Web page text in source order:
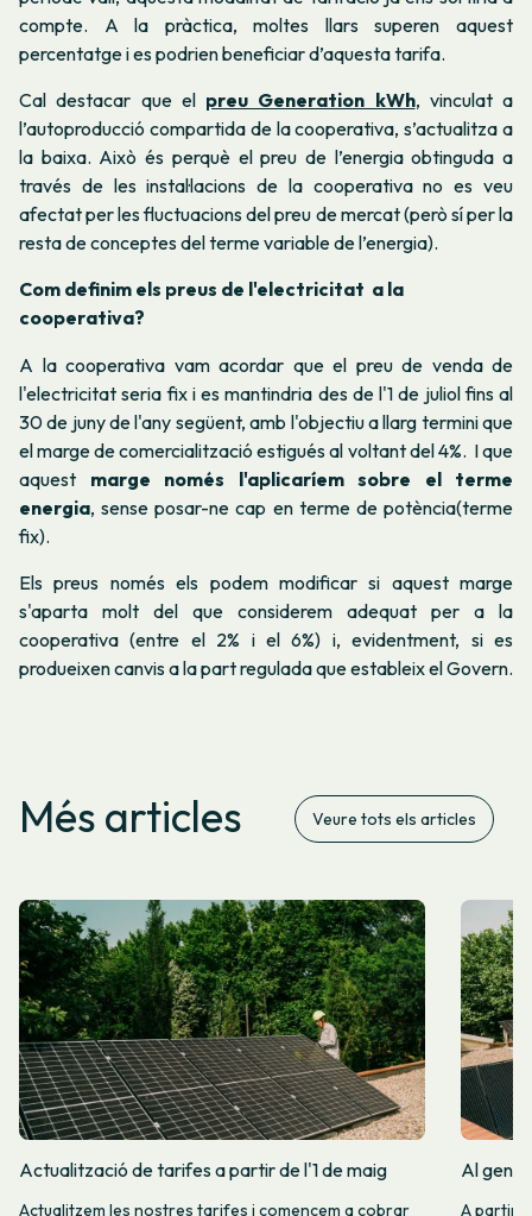
compte. A la pràctica, moltes llars superen aquest
percentatge i es podrien beneficiar d’aquesta tarifa.
Cal destacar que el preu Generation kWh, vinculat a
l’autoproducció compartida de la cooperativa, s’actualitza a
la baixa. Això és perquè el preu de l’energia obtinguda a
través de les instal·lacions de la cooperativa no es veu
afectat per les fluctuacions del preu de mercat (però sí per la
resta de conceptes del terme variable de l’energia).
Com definim els preus de l'electricitat a la
cooperativa?
A la cooperativa vam acordar que el preu de venda de
l'electricitat seria fix i es mantindria des de l'1 de juliol fins al
30 de juny de l'any següent, amb l'objectiu a llarg termini que
el marge de comercialització estigués al voltant del 4%. I que
aquest marge només l'aplicaríem sobre el terme
energia, sense posar-ne cap en terme de potència(terme
fix).
Els preus només els podem modificar si aquest marge
s'aparta molt del que considerem adequat per a la
cooperativa (entre el 2% i el 6%) i, evidentment, si es
produeixen canvis a la part regulada que estableix el Govern.
Més articles Veure tots els articles
Actualització de tarifes a partir de l'1 de maig
Actualitzem les nostres tarifes i comencem a cobrar
Al
A partir